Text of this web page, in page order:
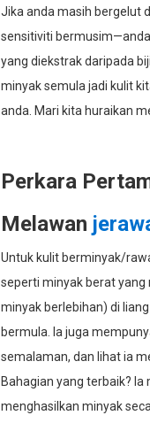
Jika anda masih bergelut
sensitiviti
yang diekstrak daripada
minyak semula jadi kulit
anda. Mari kita huraikan
Perkara
Melawan
Untuk kulit berminyak/
seperti minyak berat
minyak berlebihan) di
bermula. Ia juga
semalaman, dan lihat ia
Bahagian yang terbaik?
menghasilkan minyak